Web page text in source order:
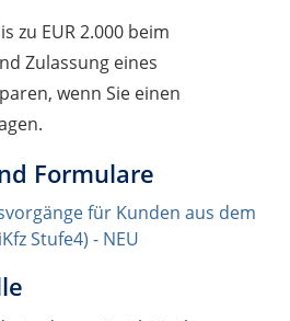
zu EUR 2.000 beim
Zulassung eines
wenn Sie einen
Formulare
für Kunden aus dem
Stufe4) - NEU